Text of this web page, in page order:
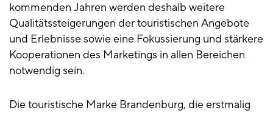
kommenden Jahren werden deshalb weitere
Qualitätssteigerungen der touristischen Angebote
und Erlebnisse sowie eine Fokussierung und stärkere
Kooperationen des Marketings in allen Bereichen
notwendig sein.
Die touristische Marke Brandenburg, die erstmalig